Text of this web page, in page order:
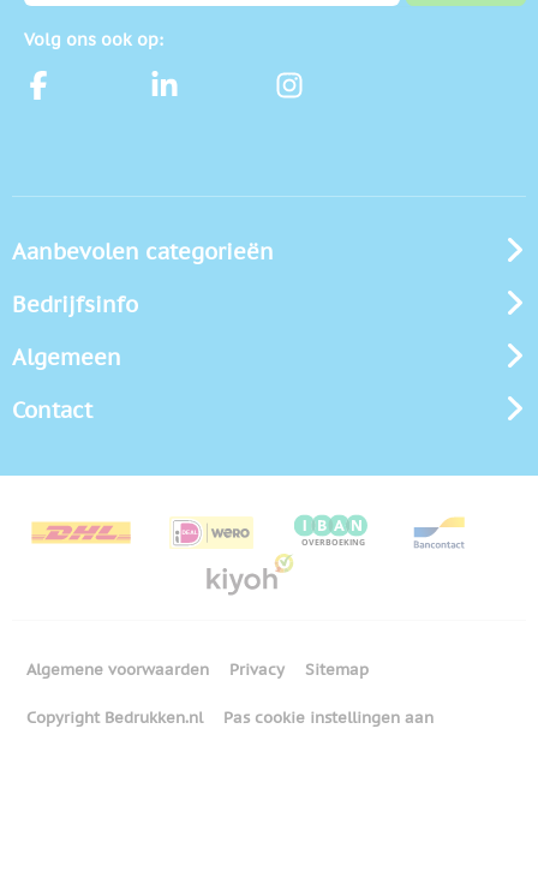
Volg ons ook op:
Aanbevolen categorieën
Bedrijfsinfo
Algemeen
Contact
Algemene voorwaarden Privacy Sitemap
Copyright Bedrukken.nl Pas cookie instellingen aan